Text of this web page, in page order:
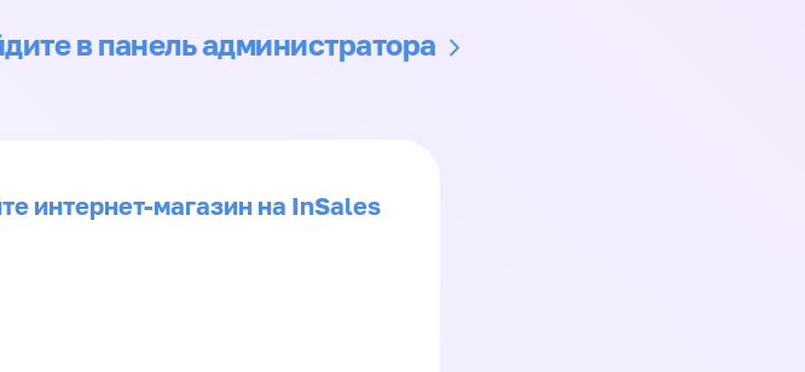
в панель администратора
интернет-магазин на InSales